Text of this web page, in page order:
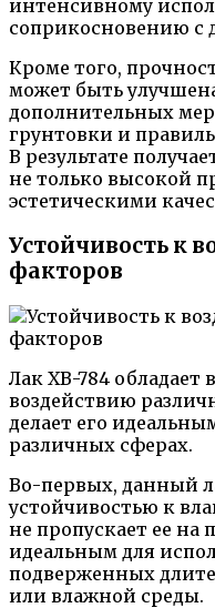
интенсивному
соприкосновению с
Кроме того,
может быть
дополнительных
грунтовки и
В результате
не только высокой
эстетическими
Устойчивость к
факторов
Лак ХВ-784 обладает
воздействию
делает его
различных сферах.
Во-первых, данный
устойчивостью к
не пропускает ее на
идеальным для
подверженных
или влажной среды.